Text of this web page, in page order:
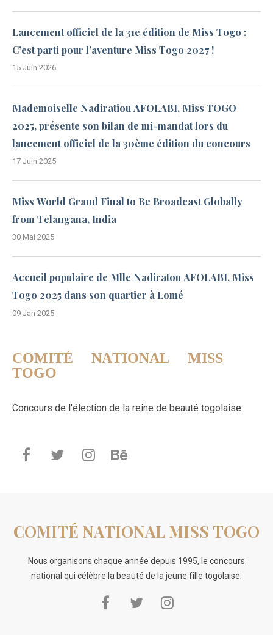
Lancement officiel de la 31e édition de Miss Togo :
C’est parti pour l’aventure Miss Togo 2027 !
15 Juin 2026
Mademoiselle Nadiratiou AFOLABI, Miss TOGO
2025, présente son bilan de mi-mandat lors du
lancement officiel de la 30ème édition du concours
17 Juin 2025
Miss World Grand Final to Be Broadcast Globally
from Telangana, India
30 Mai 2025
Accueil populaire de Mlle Nadiratou AFOLABI, Miss
Togo 2025 dans son quartier à Lomé
09 Jan 2025
COMITÉ NATIONAL MISS
TOGO
Concours de l'élection de la reine de beauté togolaise
COMITÉ NATIONAL MISS TOGO
Nous organisons chaque année depuis 1995, le concours
national qui célèbre la beauté de la jeune fille togolaise.